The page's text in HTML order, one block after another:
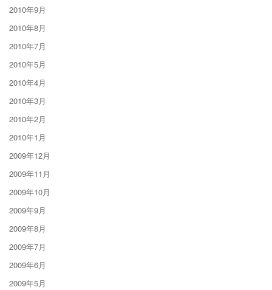
2010年9月
2010年8月
2010年7月
2010年5月
2010年4月
2010年3月
2010年2月
2010年1月
2009年12月
2009年11月
2009年10月
2009年9月
2009年8月
2009年7月
2009年6月
2009年5月